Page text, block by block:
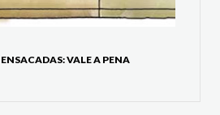
VALE A PENA